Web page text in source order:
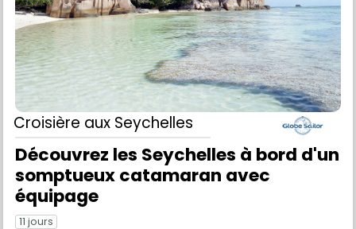
Croisièreaux Seychelles
Découvrez les Seychelles à bord d'un
somptueux catamaran avec
équipage